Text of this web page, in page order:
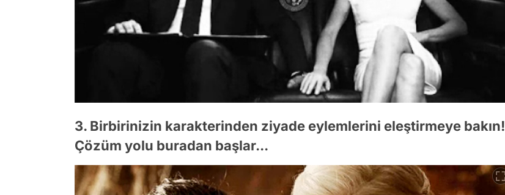
3. Birbirinizin karakterinden ziyade eylemlerini eleştirmeye bakın!
Çözüm yolu buradan başlar...